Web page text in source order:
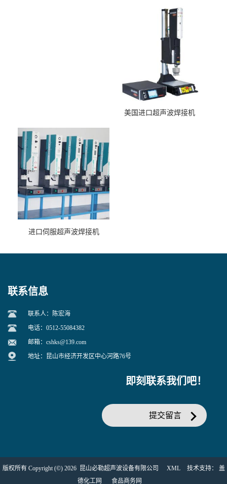
美国进口超声波焊接机
进口伺服超声波焊接机
联系信息
联系人：陈宏海
电话：0512-55084382
邮箱： cshks@139.com
地址：昆山市经济开发区中心河路76号
即刻联系我们吧！
提交留言
版权所有 Copyright (©) 2026 昆山必勒超声波设备有限公司 XML 技术支持： 盖
德化工网
食品商务网